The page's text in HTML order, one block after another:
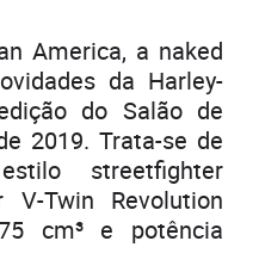
America, a naked
da Harley-
do Salão de
2019. Trata-se de
streetfighter
Twin Revolution
cm³ e potência